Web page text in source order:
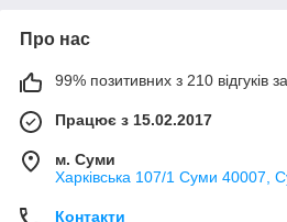
Про нас
99% позитивних з 210 відгуків
Працює з 15.02.2017
м. Суми
Харківська 107/1 Суми 40007,
Контакти